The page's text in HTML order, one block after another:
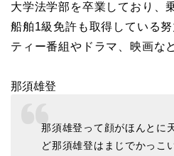
大学法学部を卒業しており、
船舶1級免許も取得している
ティー番組やドラマ、映画な
那須雄登
那須雄登って顔がほんとに
ど那須雄登はまじでかっこ